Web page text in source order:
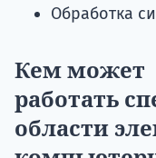
Обработка
Кем может
работать
области